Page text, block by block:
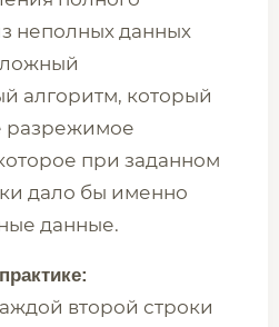
неполных данных
алгоритм, который
разрежимое
при заданном
дало бы именно
данные.
второй строки